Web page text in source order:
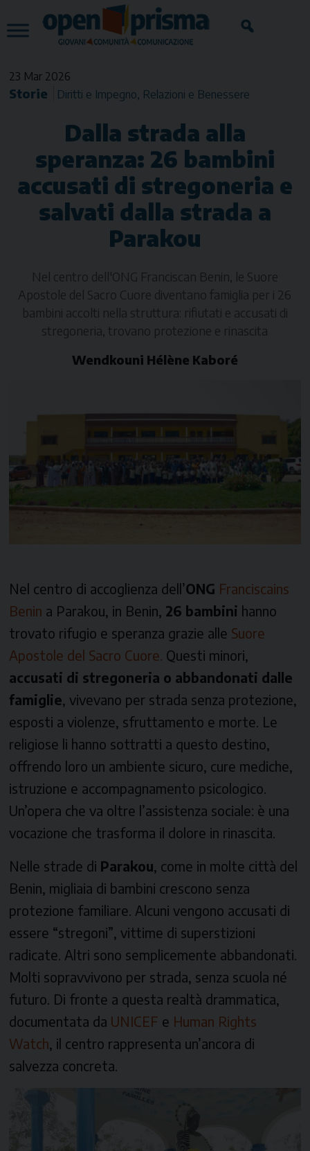
to
content
23 Mar 2026
Storie Diritti e Impegno Relazioni e Benessere
Dalla strada alla
speranza: 26 bambini
accusati di stregoneria e
salvati dalla strada a
Parakou
Nel centro dell'ONG Franciscan Benin, le Suore
Apostole del Sacro Cuore diventano famiglia per i 26
bambini accolti nella struttura: rifiutati e accusati di
stregoneria, trovano protezione e rinascita
Wendkouni Hélène Kaboré
Nel centro di accoglienza dell’ONG Franciscains
Benin a Parakou, in Benin, 26 bambini hanno
trovato rifugio e speranza grazie alle Suore
Apostole del Sacro Cuore. Questi minori,
accusati di stregoneria o abbandonati dalle
famiglie , vivevano per strada senza protezione,
esposti a violenze, sfruttamento e morte. Le
religiose li hanno sottratti a questo destino,
offrendo loro un ambiente sicuro, cure mediche,
istruzione e accompagnamento psicologico.
Un’opera che va oltre l’assistenza sociale: è una
vocazione che trasforma il dolore in rinascita.
Nelle strade di Parakou , come in molte città del
Benin, migliaia di bambini crescono senza
protezione familiare. Alcuni vengono accusati di
essere “stregoni” , vittime di superstizioni
radicate. Altri sono semplicemente abbandonati.
Molti sopravvivono per strada, senza scuola né
futuro. Di fronte a questa realtà drammatica,
documentata da UNICEF e Human Rights
Watch , il centro rappresenta un’ancora di
salvezza concreta.